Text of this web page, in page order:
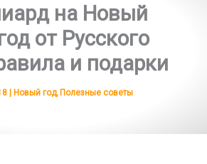
на Новый
от Русского
и подарки
| Новый год, Полезные советы